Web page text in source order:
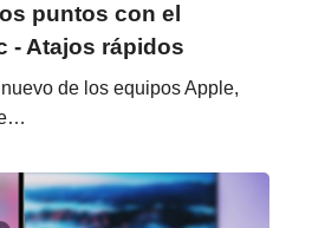
puntos con el
- Atajos rápidos
de los equipos Apple,